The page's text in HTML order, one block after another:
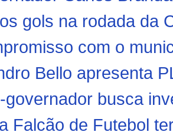
gols na rodada da
com o
Bello apresenta
governador busca
Falcão de Futebol